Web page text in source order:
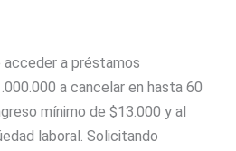
acceder a préstamos
a cancelar en hasta 60
mínimo de $13.000 y al
laboral. Solicitando